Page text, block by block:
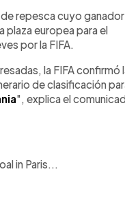
de repesca cuyo
plaza europea para el
por la FIFA.
la FIFA confirmó
de clasificación
", explica el
in Paris...